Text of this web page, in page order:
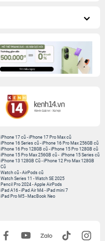
iPhone 17 cũ -iPhone 17 Pro Max cũ
iPhone 16 Series cũ - iPhone 16 Pro Max 256GB cũ
iPhone 16 Pro 128GB cũ -iPhone 15 Pro 128GB cũ
iPhone 15 Pro Max 256GB cũ - iPhone 15 Series cũ
iPhone 13 128GB Cũ -iPhone 12 Pro Max 128GB
Cũ
Watch cũ -AirPods cũ
Watch Series 11 -Watch SE 2025
Pencil Pro 2024 -Apple AirPods
iPad A16 -iPad Air M4 -iPad mini 7
iPad Pro M5 - MacBook Neo